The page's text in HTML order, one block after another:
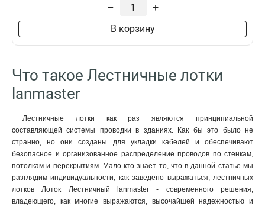
– +
В корзину
Что такое Лестничные лотки
lanmaster
Лестничные лотки как раз являются принципиальной
составляющей системы проводки в зданиях. Как бы это было не
странно, но они созданы для укладки кабелей и обеспечивают
безопасное и организованное распределение проводов по стенкам,
потолкам и перекрытиям. Мало кто знает то, что в данной статье мы
разглядим индивидуальности, как заведено выражаться, лестничных
лотков Лоток Лестничный lanmaster - современного решения,
владеющего, как многие выражаются, высочайшей надежностью и